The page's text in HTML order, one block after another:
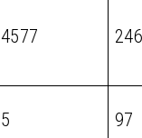
4577
5 97